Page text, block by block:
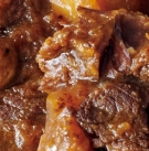
ル
「
み
ん
な
の